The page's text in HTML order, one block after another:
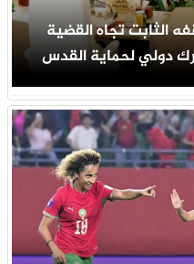
الثابت تجاه القضية
دولي لحماية القدس